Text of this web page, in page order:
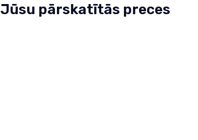
Jūsu pārskatītās preces